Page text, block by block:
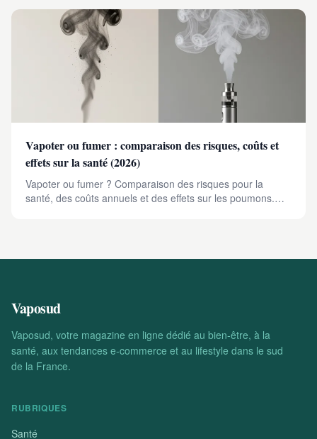
Vapoter ou fumer : comparaison des risques, coûts et
effets sur la santé (2026)
Vapoter ou fumer ? Comparaison des risques pour la
santé, des coûts annuels et des effets sur les poumons.
Vaposud
Vaposud, votre magazine en ligne dédié au bien-être, à la
santé, aux tendances e-commerce et au lifestyle dans le sud
de la France.
RUBRIQUES
Santé